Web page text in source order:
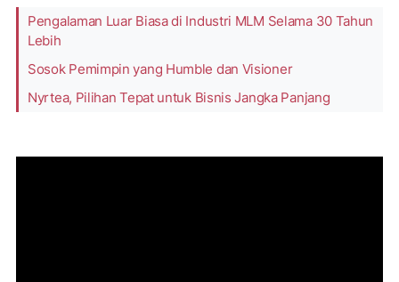
Pengalaman Luar Biasa di Industri MLM Selama 30 Tahun
Lebih
Sosok Pemimpin yang Humble dan Visioner
Nyrtea, Pilihan Tepat untuk Bisnis Jangka Panjang